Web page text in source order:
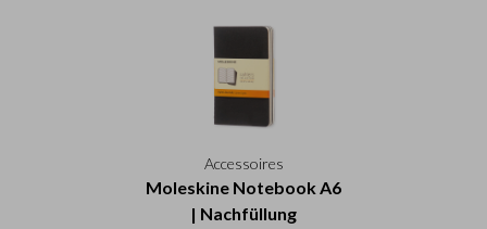
Accessoires
Moleskine Notebook A6
| Nachfüllung